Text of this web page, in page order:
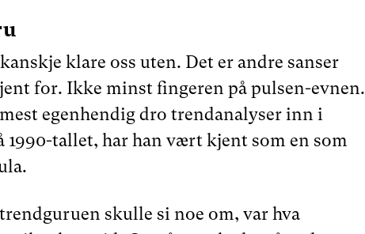
klare oss uten. Det er andre sanser
for. Ikke minst fingeren på pulsen-evnen.
egenhendig dro trendanalyser inn i
1990-tallet, har han vært kjent som en som
skulle si noe om, var hva